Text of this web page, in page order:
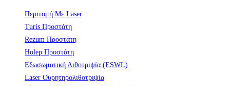
Περιτομή Με Laser
Turis Προστάτη
Rezum Προστάτη
Holep Προστάτη
Εξωσωματική Λιθοτριψία (ESWL)
Laser Ουρητηρολιθοτριψία